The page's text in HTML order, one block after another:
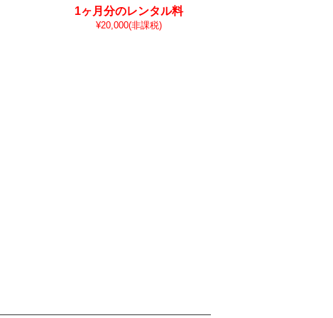
1ヶ月分のレンタル料
¥20,000(非課税)